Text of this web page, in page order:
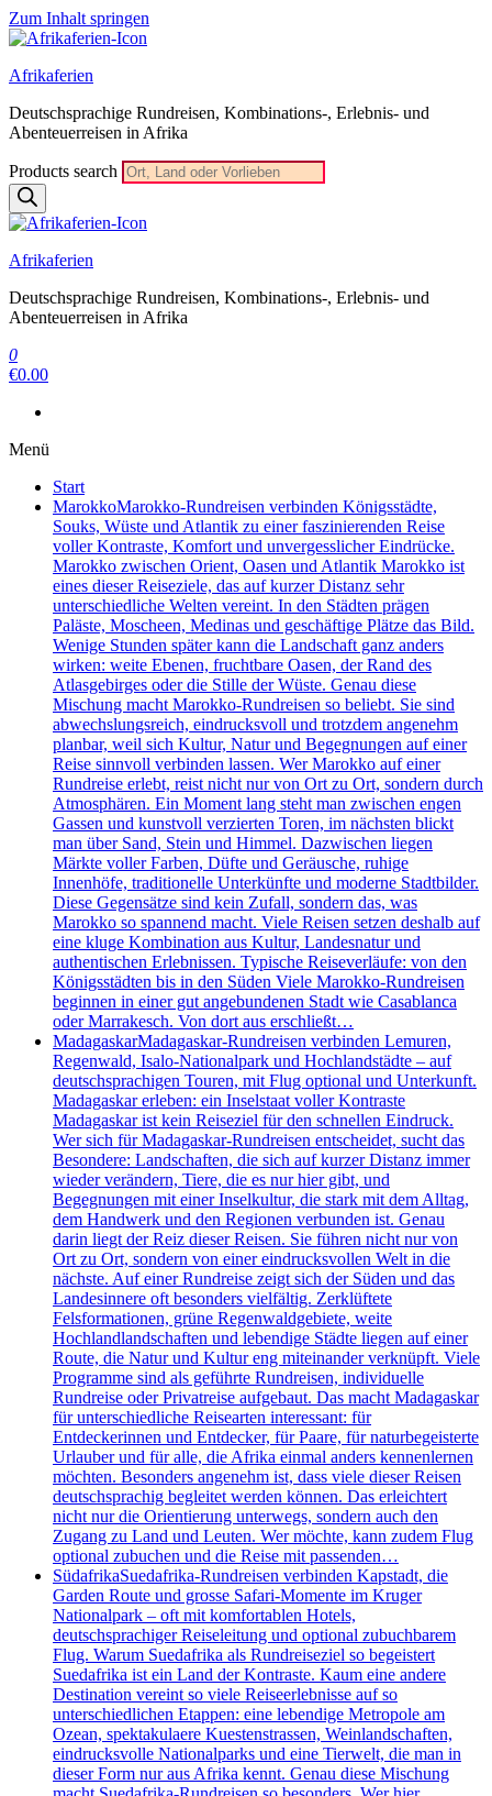
Zum Inhalt springen
Afrikaferien
Deutschsprachige Rundreisen, Kombinations-, Erlebnis- und
Abenteuerreisen in Afrika
Products search
Afrikaferien
Deutschsprachige Rundreisen, Kombinations-, Erlebnis- und
Abenteuerreisen in Afrika
0
€0.00
Menü
Start
MarokkoMarokko-Rundreisen verbinden Königsstädte,
Souks, Wüste und Atlantik zu einer faszinierenden Reise
voller Kontraste, Komfort und unvergesslicher Eindrücke.
Marokko zwischen Orient, Oasen und Atlantik Marokko ist
eines dieser Reiseziele, das auf kurzer Distanz sehr
unterschiedliche Welten vereint. In den Städten prägen
Paläste, Moscheen, Medinas und geschäftige Plätze das Bild.
Wenige Stunden später kann die Landschaft ganz anders
wirken: weite Ebenen, fruchtbare Oasen, der Rand des
Atlasgebirges oder die Stille der Wüste. Genau diese
Mischung macht Marokko-Rundreisen so beliebt. Sie sind
abwechslungsreich, eindrucksvoll und trotzdem angenehm
planbar, weil sich Kultur, Natur und Begegnungen auf einer
Reise sinnvoll verbinden lassen. Wer Marokko auf einer
Rundreise erlebt, reist nicht nur von Ort zu Ort, sondern durch
Atmosphären. Ein Moment lang steht man zwischen engen
Gassen und kunstvoll verzierten Toren, im nächsten blickt
man über Sand, Stein und Himmel. Dazwischen liegen
Märkte voller Farben, Düfte und Geräusche, ruhige
Innenhöfe, traditionelle Unterkünfte und moderne Stadtbilder.
Diese Gegensätze sind kein Zufall, sondern das, was
Marokko so spannend macht. Viele Reisen setzen deshalb auf
eine kluge Kombination aus Kultur, Landesnatur und
authentischen Erlebnissen. Typische Reiseverläufe: von den
Königsstädten bis in den Süden Viele Marokko-Rundreisen
beginnen in einer gut angebundenen Stadt wie Casablanca
oder Marrakesch. Von dort aus erschließt…
MadagaskarMadagaskar-Rundreisen verbinden Lemuren,
Regenwald, Isalo-Nationalpark und Hochlandstädte – auf
deutschsprachigen Touren, mit Flug optional und Unterkunft.
Madagaskar erleben: ein Inselstaat voller Kontraste
Madagaskar ist kein Reiseziel für den schnellen Eindruck.
Wer sich für Madagaskar-Rundreisen entscheidet, sucht das
Besondere: Landschaften, die sich auf kurzer Distanz immer
wieder verändern, Tiere, die es nur hier gibt, und
Begegnungen mit einer Inselkultur, die stark mit dem Alltag,
dem Handwerk und den Regionen verbunden ist. Genau
darin liegt der Reiz dieser Reisen. Sie führen nicht nur von
Ort zu Ort, sondern von einer eindrucksvollen Welt in die
nächste. Auf einer Rundreise zeigt sich der Süden und das
Landesinnere oft besonders vielfältig. Zerklüftete
Felsformationen, grüne Regenwaldgebiete, weite
Hochlandlandschaften und lebendige Städte liegen auf einer
Route, die Natur und Kultur eng miteinander verknüpft. Viele
Programme sind als geführte Rundreisen, individuelle
Rundreise oder Privatreise aufgebaut. Das macht Madagaskar
für unterschiedliche Reisearten interessant: für
Entdeckerinnen und Entdecker, für Paare, für naturbegeisterte
Urlauber und für alle, die Afrika einmal anders kennenlernen
möchten. Besonders angenehm ist, dass viele dieser Reisen
deutschsprachig begleitet werden können. Das erleichtert
nicht nur die Orientierung unterwegs, sondern auch den
Zugang zu Land und Leuten. Wer möchte, kann zudem Flug
optional zubuchen und die Reise mit passenden…
SüdafrikaSuedafrika-Rundreisen verbinden Kapstadt, die
Garden Route und grosse Safari-Momente im Kruger
Nationalpark – oft mit komfortablen Hotels,
deutschsprachiger Reiseleitung und optional zubuchbarem
Flug. Warum Suedafrika als Rundreiseziel so begeistert
Suedafrika ist ein Land der Kontraste. Kaum eine andere
Destination vereint so viele Reiseerlebnisse auf so
unterschiedlichen Etappen: eine lebendige Metropole am
Ozean, spektakulaere Kuestenstrassen, Weinlandschaften,
eindrucksvolle Nationalparks und eine Tierwelt, die man in
dieser Form nur aus Afrika kennt. Genau diese Mischung